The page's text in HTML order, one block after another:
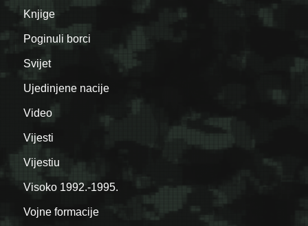
Knjige
Poginuli borci
Svijet
Ujedinjene nacije
Video
Vijesti
Vijestiu
Visoko 1992.-1995.
Vojne formacije